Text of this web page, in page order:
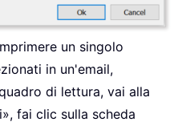
un singolo
in un'email,
di lettura, vai alla
fai clic sulla scheda